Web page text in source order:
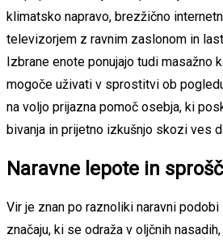
klimatsko napravo, brezžično
televizorjem z ravnim zaslonom in
Izbrane enote ponujajo tudi masažno
mogoče uživati v sprostitvi ob
na voljo prijazna pomoč osebja, ki
bivanja in prijetno izkušnjo skozi ves
Naravne lepote in
Vir je znan po raznoliki naravni
značaju, ki se odraža v oljčnih